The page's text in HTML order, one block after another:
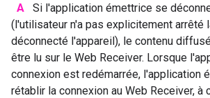
A
Si l'application émettrice se
(l'utilisateur n'a pas explicitement arrêté
déconnecté l'appareil), le contenu
être lu sur le Web Receiver. Lorsque
connexion est redémarrée, l'application
rétablir la connexion au Web Receiver, à